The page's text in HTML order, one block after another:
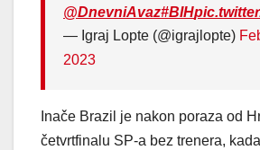
@DnevniAvaz#BIH
— Igraj Lopte (@igrajlopte)
2023
Inače Brazil je nakon poraza od
četvrtfinalu SP-a bez trenera,